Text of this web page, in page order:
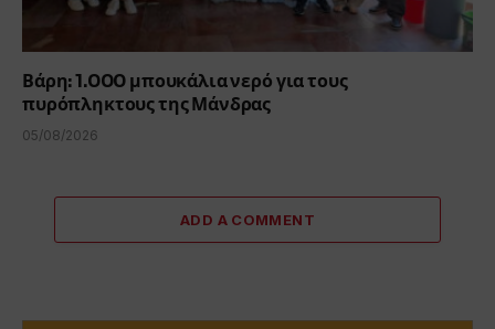
Βάρη: 1.000 μπουκάλια νερό για τους
πυρόπληκτους της Μάνδρας
05/08/2026
ADD A COMMENT